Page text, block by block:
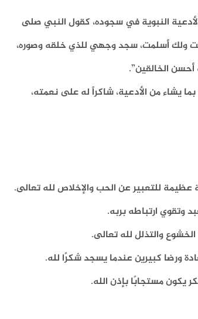
النبوية في سجوده، كقول النبي صلى
ولك أسلمت، سجد وجهي للذي خلقه وصوره،
الخالقين”.
يشاء من الأدعية، شاكراً له على نعمته،
للتعبير عن الحب والإخلاص لله تعالى.
وتقوي ارتباطه بربه.
والتذلل لله تعالى.
ورضا كبيرين عندما يسجد شكرًا لله.
يكون مستجابًا بإذن الله.